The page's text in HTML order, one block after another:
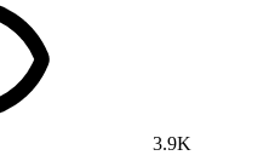
3.9K